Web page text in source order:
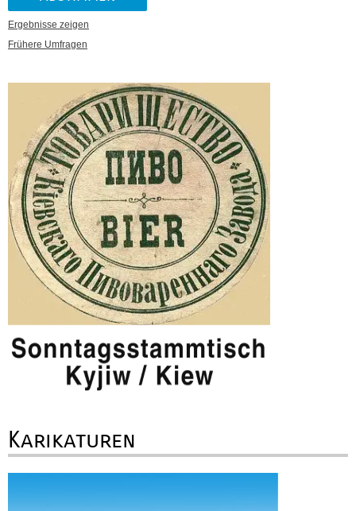
Ergebnisse zeigen
Frühere Umfragen
Karikaturen